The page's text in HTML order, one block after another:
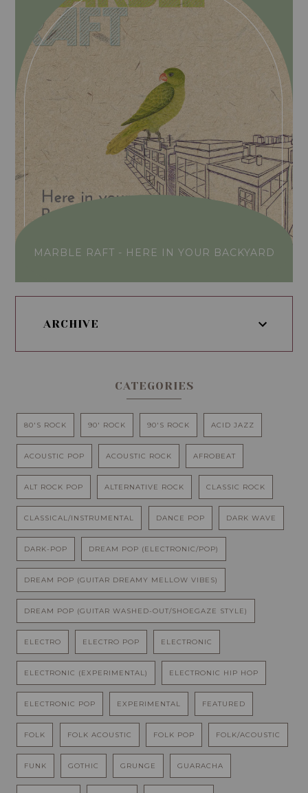
MARBLE RAFT - HERE IN YOUR BACKYARD
ARCHIVE
CATEGORIES
80'S ROCK 90' ROCK 90'S ROCK ACID JAZZ
ACOUSTIC POP ACOUSTIC ROCK AFROBEAT
ALT ROCK POP ALTERNATIVE ROCK CLASSIC ROCK
CLASSICAL/INSTRUMENTAL DANCE POP DARK WAVE
DARK-POP DREAM POP (ELECTRONIC/POP)
DREAM POP (GUITAR DREAMY MELLOW VIBES)
DREAM POP (GUITAR WASHED-OUT/SHOEGAZE STYLE)
ELECTRO ELECTRO POP ELECTRONIC
ELECTRONIC (EXPERIMENTAL) ELECTRONIC HIP HOP
ELECTRONIC POP EXPERIMENTAL FEATURED
FOLK FOLK ACOUSTIC FOLK POP FOLK/ACOUSTIC
FUNK GOTHIC GRUNGE GUARACHA